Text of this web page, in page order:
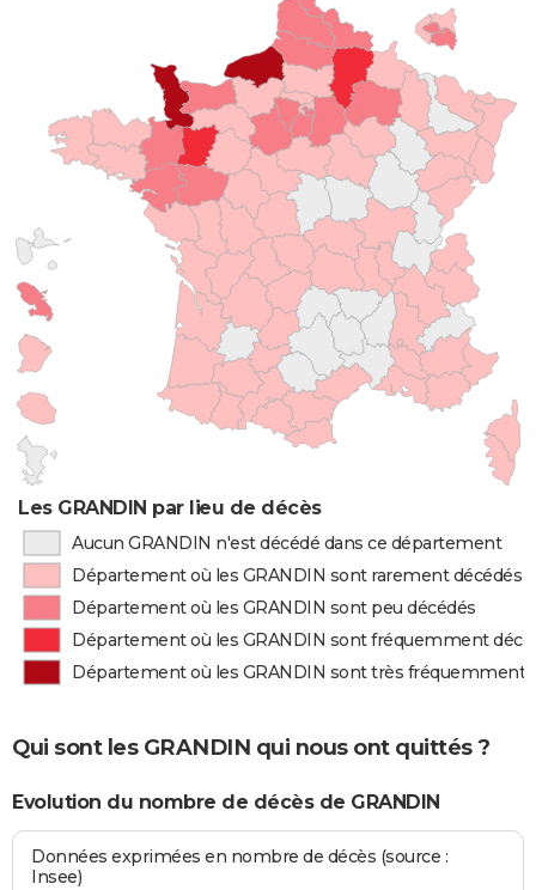
Les GRANDIN par lieu de décès
Aucun GRANDIN n'est décédé dans ce département
Département où les GRANDIN sont rarement décédés
Département où les GRANDIN sont peu décédés
Département où les GRANDIN sont fréquemment
Département où les GRANDIN sont très fréquemment
Qui sont les GRANDIN qui nous ont quittés ?
Evolution du nombre de décès de GRANDIN
Données exprimées en nombre de décès (source :
Insee)